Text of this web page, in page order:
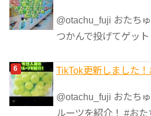
@otachu_fuji おたち
つかんで投げてゲット
TikTok更新しました
@otachu_fuji おたち
ルーツを紹介！ #おた